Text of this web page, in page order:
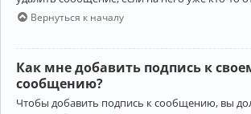
Вернуться к началу
Как мне добавить подпись к
сообщению?
Чтобы добавить подпись к сообщению, вы